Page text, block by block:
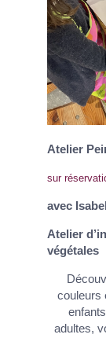
Atelier
sur
avec
Atelier
végétales
couleurs
adultes,